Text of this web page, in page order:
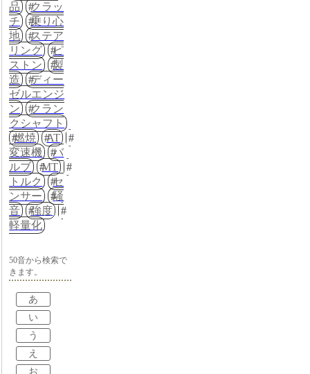
品
クラッ
チ
乗り心
地
ステア
リング
ピ
ストン
製
造
ディー
ゼルエンジ
ン
クラン
クシャフト
燃焼
AT
変速機
バ
ルブ
MT
トルク
セ
ンサー
騒
音
強度
軽量化
50音から検索で
きます。
あ
い
う
え
お